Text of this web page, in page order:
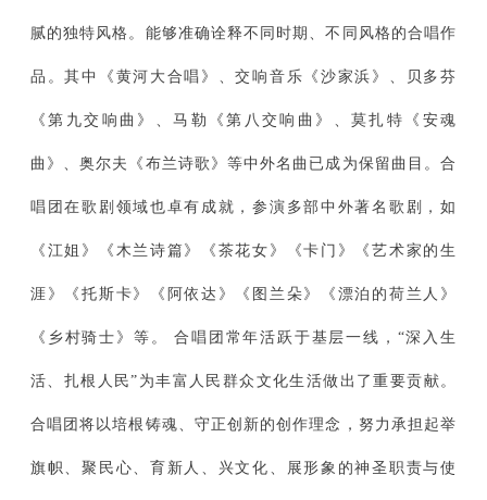
腻的独特风格。能够准确诠释不同时期、不同风格的合唱作
品。其中《黄河大合唱》、交响音乐《沙家浜》、贝多芬
《第九交响曲》、马勒《第八交响曲》、莫扎特《安魂
曲》、奥尔夫《布兰诗歌》等中外名曲已成为保留曲目。合
唱团在歌剧领域也卓有成就，参演多部中外著名歌剧，如
《江姐》《木兰诗篇》《茶花女》《卡门》《艺术家的生
涯》《托斯卡》《阿依达》《图兰朵》《漂泊的荷兰人》
《乡村骑士》等。 合唱团常年活跃于基层一线，“深入生
活、扎根人民”为丰富人民群众文化生活做出了重要贡献。
合唱团将以培根铸魂、守正创新的创作理念，努力承担起举
旗帜、聚民心、育新人、兴文化、展形象的神圣职责与使